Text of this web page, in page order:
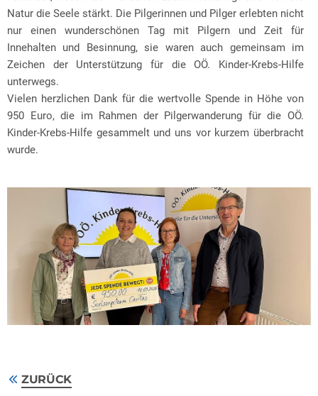
Natur die Seele stärkt. Die Pilgerinnen und Pilger erlebten nicht
nur einen wunderschönen Tag mit Pilgern und Zeit für
Innehalten und Besinnung, sie waren auch gemeinsam im
Zeichen der Unterstützung für die OÖ. Kinder-Krebs-Hilfe
unterwegs.
Vielen herzlichen Dank für die wertvolle Spende in Höhe von
950 Euro, die im Rahmen der Pilgerwanderung für die OÖ.
Kinder-Krebs-Hilfe gesammelt und uns vor kurzem überbracht
wurde.
ZURÜCK